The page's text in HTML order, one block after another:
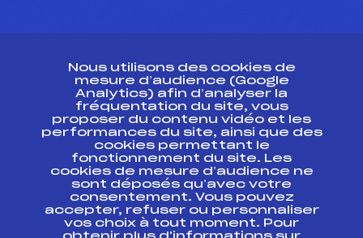
Ressources
Pass’Neige
Projet sportif fédéral
Projet de performance fédéral
Antidopage
Pôle Développement, Formation, Suivi
Scientifique
Listes ministérielles
Nous utilisons des cookies de
mesure d’audience (Google
Analytics) afin d’analyser la
fréquentation du site, vous
proposer du contenu vidéo et les
performances du site, ainsi que des
cookies permettant le
fonctionnement du site. Les
cookies de mesure d’audience ne
sont déposés qu’avec votre
consentement. Vous pouvez
accepter, refuser ou personnaliser
vos choix à tout moment. Pour